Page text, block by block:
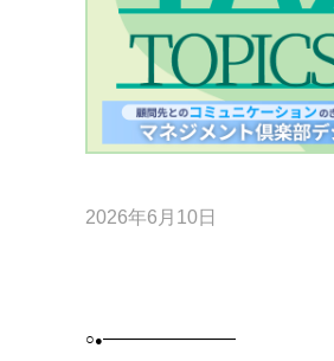
2026年6月10日
○●———————